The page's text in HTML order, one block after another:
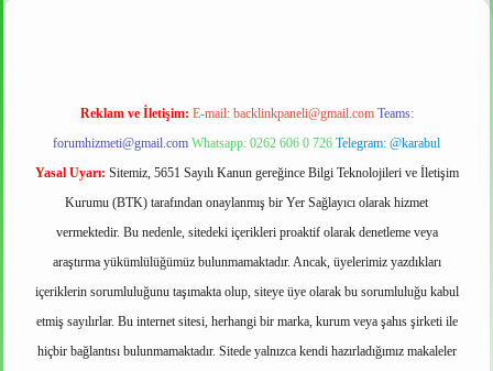
Reklam ve İletişim: E-mail: backlinkpaneli@gmail.com Teams:
forumhizmeti@gmail.com Whatsapp: 0262 606 0 726 Telegram: @karabul
Yasal Uyarı: Sitemiz, 5651 Sayılı Kanun gereğince Bilgi Teknolojileri ve İletişim
Kurumu (BTK) tarafından onaylanmış bir Yer Sağlayıcı olarak hizmet
vermektedir. Bu nedenle, sitedeki içerikleri proaktif olarak denetleme veya
araştırma yükümlülüğümüz bulunmamaktadır. Ancak, üyelerimiz yazdıkları
içeriklerin sorumluluğunu taşımakta olup, siteye üye olarak bu sorumluluğu kabul
etmiş sayılırlar. Bu internet sitesi, herhangi bir marka, kurum veya şahıs şirketi ile
hiçbir bağlantısı bulunmamaktadır. Sitede yalnızca kendi hazırladığımız makaleler